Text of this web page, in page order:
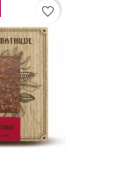
favorite_border